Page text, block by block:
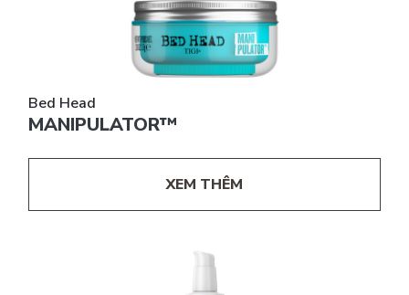
Bed Head
MANIPULATOR™
XEM THÊM